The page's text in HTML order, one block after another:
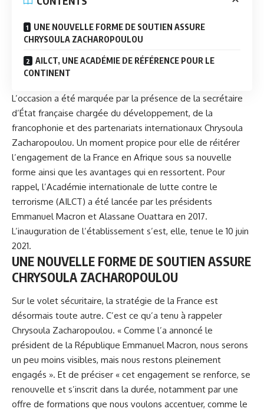
UNE NOUVELLE FORME DE SOUTIEN ASSURE
CHRYSOULA ZACHAROPOULOU
AILCT, UNE ACADÉMIE DE RÉFÉRENCE POUR LE
CONTINENT
L’occasion a été marquée par la présence de la secrétaire
d’État française chargée du développement, de la
francophonie et des partenariats internationaux Chrysoula
Zacharopoulou. Un moment propice pour elle de réitérer
l’engagement de la France en Afrique sous sa nouvelle
forme ainsi que les avantages qui en ressortent. Pour
rappel, l’Académie internationale de lutte contre le
terrorisme (AILCT) a été lancée par les présidents
Emmanuel Macron et Alassane Ouattara en 2017.
L’inauguration de l’établissement s’est, elle, tenue le 10 juin
2021.
UNE NOUVELLE FORME DE SOUTIEN ASSURE
CHRYSOULA ZACHAROPOULOU
Sur le volet sécuritaire, la stratégie de la France est
désormais toute autre. C’est ce qu’a tenu à rappeler
Chrysoula Zacharopoulou. « Comme l’a annoncé le
président de la République Emmanuel Macron, nous serons
un peu moins visibles, mais nous restons pleinement
engagés ». Et de préciser « cet engagement se renforce, se
renouvelle et s’inscrit dans la durée, notamment par une
offre de formations que nous voulons accentuer, comme le